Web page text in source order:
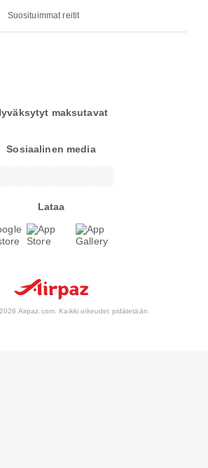
Suosituimmat reitit
maksutavat
Sosiaalinen media
Lataa
Airpaz.com. Kaikki oikeudet pidätetään.